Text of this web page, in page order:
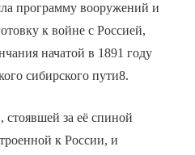
программу вооружений и
к войне с Россией,
начатой в 1891 году
сибирского пути8.
за её спиной
к России, и